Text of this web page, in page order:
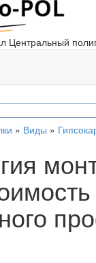
Центральный
» Виды »